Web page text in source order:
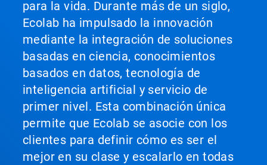
para la vida. Durante más de un siglo,
Ecolab ha impulsado la innovación
mediante la integración de soluciones
basadas en ciencia, conocimientos
basados en datos, tecnología de
inteligencia artificial y servicio de
primer nivel. Esta combinación única
permite que Ecolab se asocie con los
clientes para definir cómo es ser el
mejor en su clase y escalarlo en todas